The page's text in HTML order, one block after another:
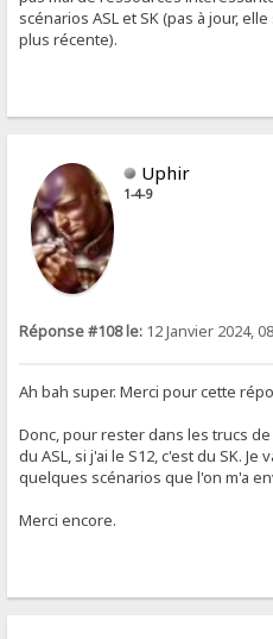
scénarios ASL et SK (pas à jour,
plus récente).
Uphir
1-4-9
Réponse #108 le: 12 Janvier 2024,
Ah bah super. Merci pour cette
Donc, pour rester dans les trucs
du ASL, si j'ai le S12, c'est du SK.
quelques scénarios que l'on m'a
Merci encore.